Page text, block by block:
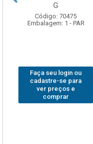
G
Código: 70475
Embalagem: 1 - PAR
Faça seu login ou
cadastre-se para
ver preços e
comprar